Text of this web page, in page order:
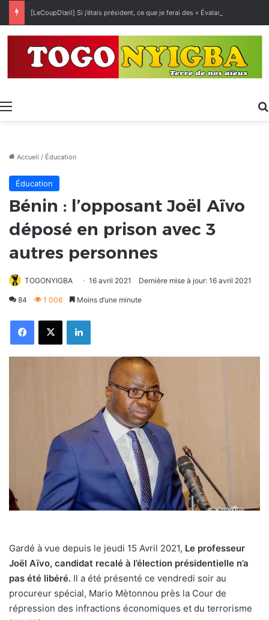
[LeCoupD’œil] Si j’étais président, ce que je ferai des « Évalas »
Menu
Accueil / Éducation
Éducation
Bénin : l’opposant Joël Aïvo
déposé en prison avec 3
autres personnes
TOGONYIGBA 16 avril 2021 Dernière mise à jour: 16 avril 2021
84 1 006 Moins d’une minute
FacebookX Linkedin
Gardé à vue depuis le jeudi 15 Avril 2021, Le professeur
Joël Aïvo, candidat recalé à l’élection présidentielle n’a
pas été libéré. Il a été présenté ce vendredi soir au
procureur spécial, Mario Mètonnou près la Cour de
répression des infractions économiques et du terrorisme